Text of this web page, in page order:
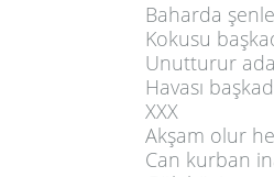
Baharda
Kokusu
Unutturur
Havası
XXX
Akşam olur
Can kurban